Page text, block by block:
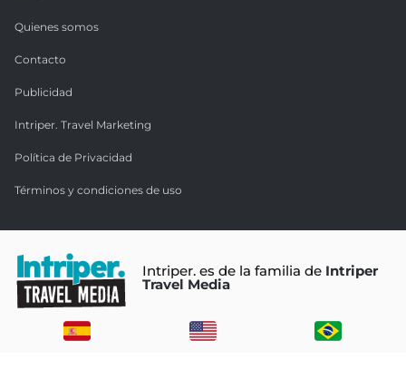
Quienes somos
Contacto
Publicidad
Intriper. Travel Marketing
Política de Privacidad
Términos y condiciones de uso
Intriper. es de la familia de Intriper
Travel Media